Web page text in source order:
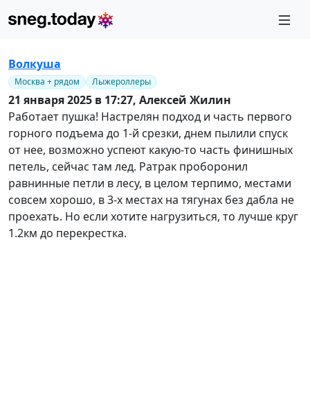
Волкуша
Москва + рядом Лыжероллеры
21 января 2025 в 17:27, Алексей Жилин
Работает пушка! Настрелян подход и часть первого
горного подъема до 1-й срезки, днем пылили спуск
от нее, возможно успеют какую-то часть финишных
петель, сейчас там лед. Ратрак проборонил
равнинные петли в лесу, в целом терпимо, местами
совсем хорошо, в 3-х местах на тягунах без дабла не
проехать. Но если хотите нагрузиться, то лучше круг
1.2км до перекрестка.